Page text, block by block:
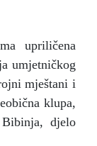
upriličena
umjetničkog
mještani i
klupa,
djelo